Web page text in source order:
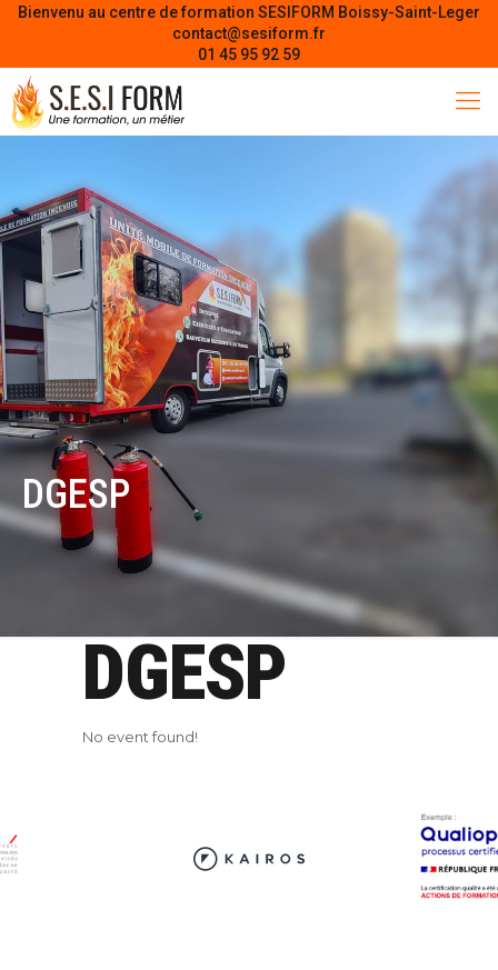
Bienvenu au centre de formation SESIFORM Boissy-Saint-Leger
contact@sesiform.fr
01 45 95 92 59
DGESP
DGESP
No event found!